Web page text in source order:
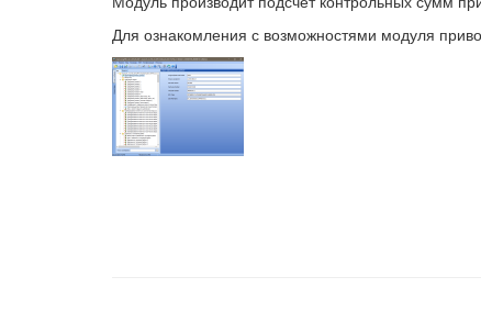
Для ознакомления с возможностями модуля